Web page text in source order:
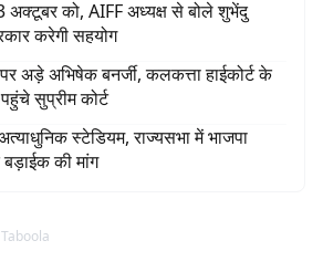
अक्टूबर को, AIFF अध्यक्ष से बोले शुभेंदु
करेगी सहयोग
अड़े अभिषेक बनर्जी, कलकत्ता हाईकोर्ट के
सुप्रीम कोर्ट
स्टेडियम, राज्यसभा में भाजपा
की मांग